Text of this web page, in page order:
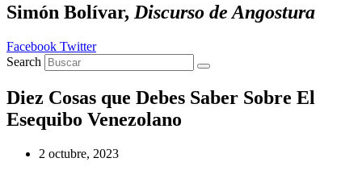
Simón Bolívar, Discurso de Angostura
Facebook Twitter
Search
Diez Cosas que Debes Saber Sobre El
Esequibo Venezolano
2 octubre, 2023